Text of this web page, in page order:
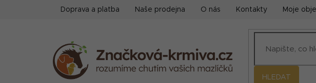
Doprava a platba Naše prodejna O nás Kontakty Moje
HLEDAT